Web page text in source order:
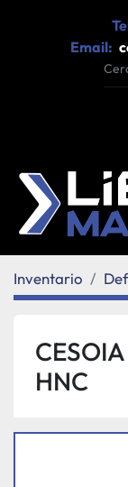
Email:
Inventario
HNC